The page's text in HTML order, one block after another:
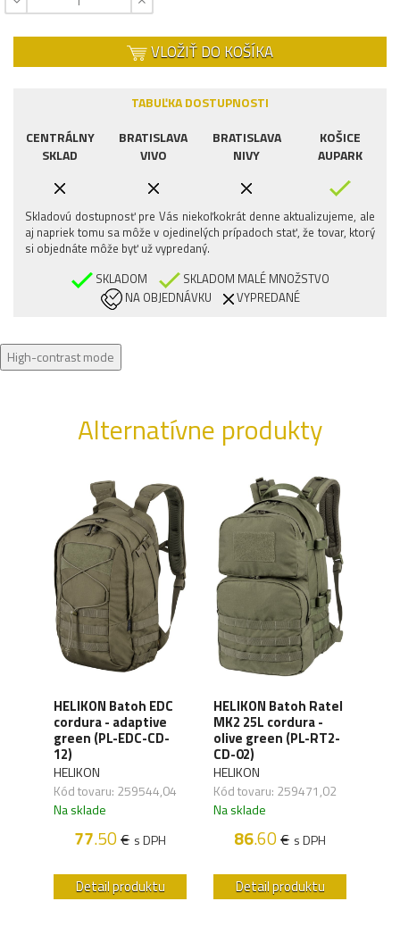
VLOŽIŤ DO KOŠÍKA
TABUĽKA DOSTUPNOSTI
CENTRÁLNY
SKLAD
BRATISLAVA
VIVO
BRATISLAVA
NIVY
KOŠICE
AUPARK
Skladovú dostupnosť pre Vás niekoľkokrát denne aktualizujeme, ale
aj napriek tomu sa môže v ojedinelých prípadoch stať, že tovar, ktorý
si objednáte môže byť už vypredaný.
SKLADOM
SKLADOM MALÉ MNOŽSTVO
NA OBJEDNÁVKU
VYPREDANÉ
High-contrast mode
Alternatívne produkty
HELIKON Batoh EDC
cordura - adaptive
green (PL-EDC-CD-
12)
HELIKON
Kód tovaru: 259544,04
Na sklade
77.50€ s DPH
Detail produktu
HELIKON Batoh Ratel
MK2 25L cordura -
olive green (PL-RT2-
CD-02)
HELIKON
Kód tovaru: 259471,02
Na sklade
86.60€ s DPH
Detail produktu